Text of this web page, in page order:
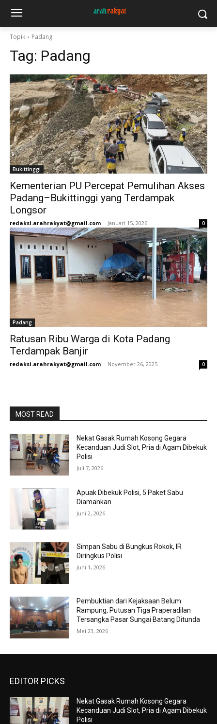
Topik Padang
Tag: Padang
Bukittinggi
Kementerian PU Percepat Pemulihan Akses
Padang–Bukittinggi yang Terdampak
Longsor
redaksi.arahrakyat@gmail.com - Januari 15, 2026 0
Padang
Ratusan Ribu Warga di Kota Padang
Terdampak Banjir
redaksi.arahrakyat@gmail.com - November 26, 2025 0
MOST READ
Nekat Gasak Rumah Kosong Gegara
Kecanduan Judi Slot, Pria di Agam Dibekuk
Polisi
Juli 7, 2026
Apuak Dibekuk Polisi, 5 Paket Sabu
Diamankan
Juni 2, 2026
Simpan Sabu di Bungkus Rokok, IR
Diringkus Polisi
Juni 1, 2026
Pembuktian dari Kejaksaan Belum
Rampung, Putusan Tiga Praperadilan
Tersangka Pasar Sungai Batang Ditunda
Mei 23, 2026
EDITOR PICKS
Nekat Gasak Rumah Kosong Gegara
Kecanduan Judi Slot, Pria di Agam Dibekuk
Polisi